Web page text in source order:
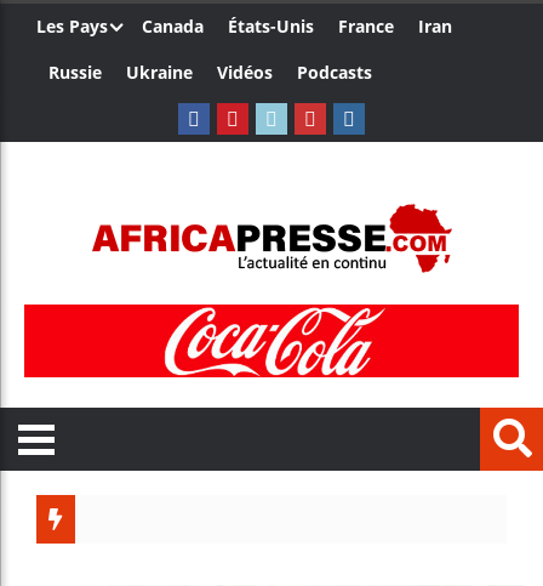
Les Pays Canada États-Unis France
Iran
Russie
Ukraine Vidéos Podcasts